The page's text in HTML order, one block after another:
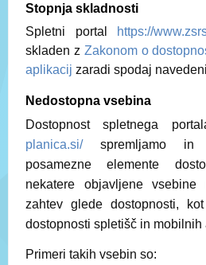
Stopnja skladnosti
Spletni portal
https://
skladen z Zakonom o
aplikacij zaradi spodaj
Nedostopna vsebina
Dostopnost spletnega
planica.si/spremljamo in
posamezne elemente
nekatere objavljene
zahtev glede dostopnosti,
dostopnosti spletišč in mobilnih
Primeri takih vsebin so: